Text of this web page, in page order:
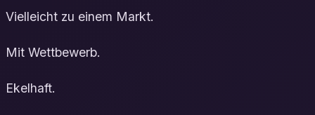
Vielleicht zu einem Markt.
Mit Wettbewerb.
Ekelhaft.